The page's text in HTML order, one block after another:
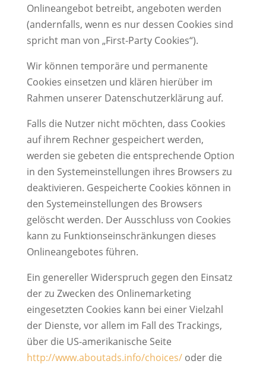
Onlineangebot betreibt, angeboten werden
(andernfalls, wenn es nur dessen Cookies sind
spricht man von „First-Party Cookies“).
Wir können temporäre und permanente
Cookies einsetzen und klären hierüber im
Rahmen unserer Datenschutzerklärung auf.
Falls die Nutzer nicht möchten, dass Cookies
auf ihrem Rechner gespeichert werden,
werden sie gebeten die entsprechende Option
in den Systemeinstellungen ihres Browsers zu
deaktivieren. Gespeicherte Cookies können in
den Systemeinstellungen des Browsers
gelöscht werden. Der Ausschluss von Cookies
kann zu Funktionseinschränkungen dieses
Onlineangebotes führen.
Ein genereller Widerspruch gegen den Einsatz
der zu Zwecken des Onlinemarketing
eingesetzten Cookies kann bei einer Vielzahl
der Dienste, vor allem im Fall des Trackings,
über die US-amerikanische Seite
http://www.aboutads.info/choices/oder die